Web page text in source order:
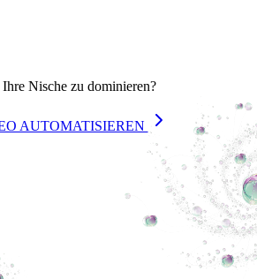
Nische zu dominieren?
AUTOMATISIEREN